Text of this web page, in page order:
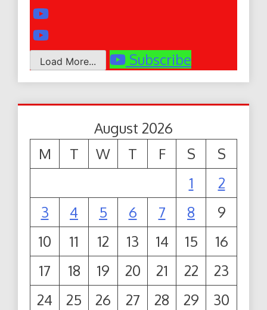
Load More... Subscribe
August 2026
M
T W T F S
S
1
2
3
4 5 6 7 8
9
10
11 12 13 14 15
16
17
18 19 20 21 22
23
24
25 26 27 28 29
30